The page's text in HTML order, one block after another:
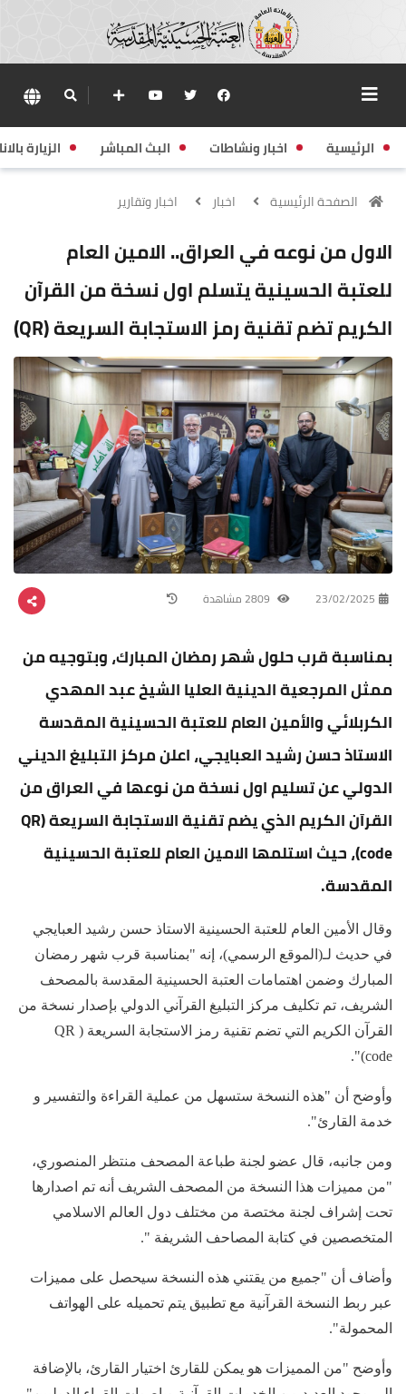
الرئيسية اخبار ونشاطات البث المباشر الزيارة
الصفحة الرئيسية اخبار اخبار وتقارير
الاول من نوعه في العراق.. الامين العام
للعتبة الحسينية يتسلم اول نسخة من القرآن
الكريم تضم تقنية رمز الاستجابة السريعة (QR)
23/02/2025
بمناسبة قرب حلول شهر رمضان المبارك، وبتوجيه من
ممثل المرجعية الدينية العليا الشيخ عبد المهدي
الكربلائي والأمين العام للعتبة الحسينية المقدسة
الاستاذ حسن رشيد العبايجي، اعلن مركز التبليغ الديني
الدولي عن تسليم اول نسخة من نوعها في العراق من
القرآن الكريم الذي يضم تقنية الاستجابة السريعة (QR
code)، حيث استلمها الامين العام للعتبة الحسينية
المقدسة.
وقال الأمين العام للعتبة الحسينية الاستاذ حسن رشيد العبايجي
في حديث لـ(الموقع الرسمي)، إنه "بمناسبة قرب شهر رمضان
المبارك وضمن اهتمامات العتبة الحسينية المقدسة بالمصحف
الشريف، تم تكليف مركز التبليغ القرآني الدولي بإصدار نسخة من
القرآن الكريم التي تضم تقنية رمز الاستجابة السريعة ( QR
code)".
وأوضح أن "هذه النسخة ستسهل من عملية القراءة والتفسير و
خدمة القارئ".
ومن جانبه، قال عضو لجنة طباعة المصحف منتظر المنصوري،
"من مميزات هذا النسخة من المصحف الشريف أنه تم اصدارها
تحت إشراف لجنة مختصة من مختلف دول العالم الاسلامي
المتخصصين في كتابة المصاحف الشريفة ".
وأضاف أن "جميع من يقتني هذه النسخة سيحصل على مميزات
عبر ربط النسخة القرآنية مع تطبيق يتم تحميله على الهواتف
المحمولة".
وأوضح "من المميزات هو يمكن للقارئ اختيار القارئ، بالإضافة